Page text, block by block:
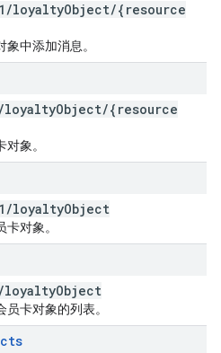
/loyaltyObject/{resource
中添加消息。
/loyaltyObject/{resource
象。
/loyaltyObject
对象。
/loyaltyObject
卡对象的列表。